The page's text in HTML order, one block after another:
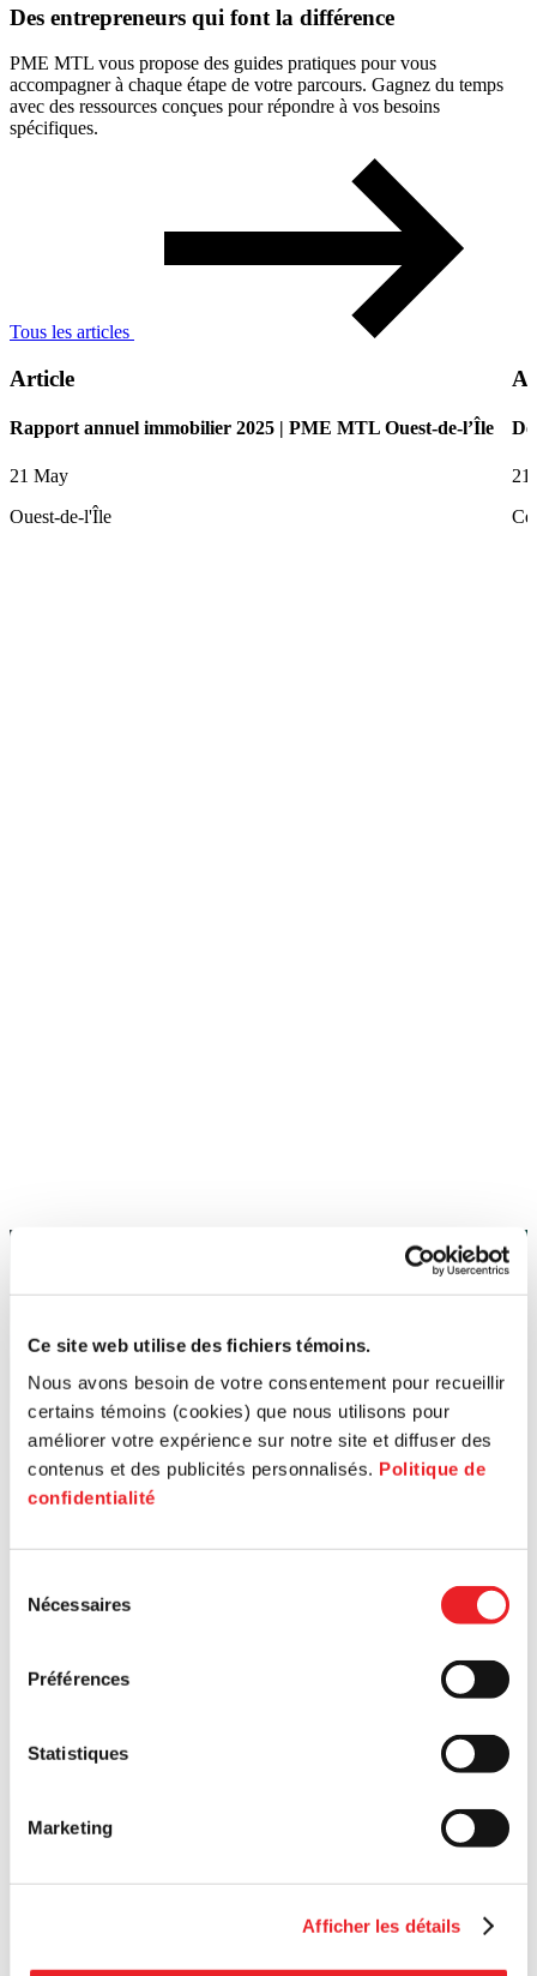
Ce site web utilise des fichiers témoins.
Nous avons besoin de votre consentement pour recueillir
certains témoins (cookies) que nous utilisons pour
améliorer votre expérience sur notre site et diffuser des
contenus et des publicités personnalisés. Politique de
confidentialité
Nécessaires
Préférences
Statistiques
Marketing
Afficher les détails
Des entrepreneurs qui font la différence
PME MTL vous propose des guides pratiques pour vous
accompagner à chaque étape de votre parcours. Gagnez du temps
avec des ressources conçues pour répondre à vos besoins
spécifiques.
Tous les articles
Article
Rapport annuel immobilier 2025 | PME MTL Ouest-de-l’Île
21 May
Ouest-de-l'Île
21